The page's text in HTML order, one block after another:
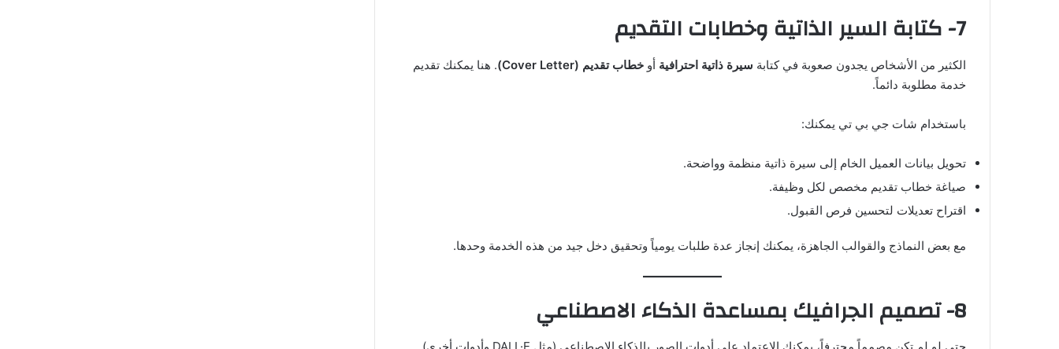
7- كتابة السير الذاتية وخطابات التقديم
الكثير من الأشخاص يجدون صعوبة في كتابة سيرة ذاتية احترافية أو خطاب تقديم (Cover Letter)
. هنا يمكنك تقديم
خدمة مطلوبة دائماً.
باستخدام شات جي بي تي يمكنك:
تحويل بيانات العميل الخام إلى سيرة ذاتية منظمة وواضحة.
صياغة خطاب تقديم مخصص لكل وظيفة.
اقتراح تعديلات لتحسين فرص القبول.
مع بعض النماذج والقوالب الجاهزة، يمكنك إنجاز عدة طلبات يومياً وتحقيق دخل جيد من هذه الخدمة وحدها.
8- تصميم الجرافيك بمساعدة الذكاء الاصطناعي